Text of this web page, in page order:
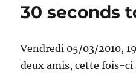
30 seconds
Vendredi 05/03/2010,
deux amis, cette fois-ci